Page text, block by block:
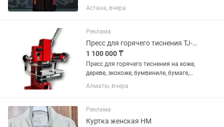
Рубашка в виде кимоно на запах, и
юбка на запах. В комплект входит
кожи. Покупала на...
Астана, вчера
Реклама
Пресс для горячего тиснения TJ-1E.
1 100 000 ₸
Пресс для горячего тиснения на коже,
дереве, экокоже, бумвиниле, бумаге,
PVC. Вес 120 кг., 220 вольт, , рабочий
стол 440330 мм., производство Китай
Алматы, вчера
Реклама
Куртка женская HM